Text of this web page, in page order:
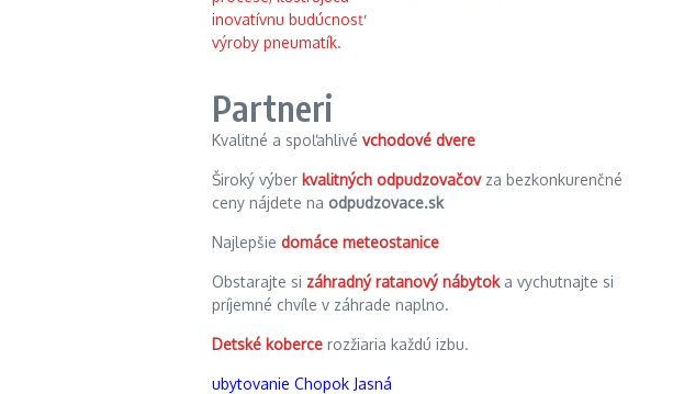
Partneri
Kvalitné a spoľahlivé vchodové dvere
Široký výber kvalitných odpudzovačovza bezkonkurenčné
ceny nájdete na odpudzovace.sk
Najlepšie domáce meteostanice
Obstarajte si záhradný ratanový nábytoka vychutnajte si
príjemné chvíle v záhrade naplno.
Detské koberce rozžiaria každú izbu.
ubytovanie Chopok Jasná